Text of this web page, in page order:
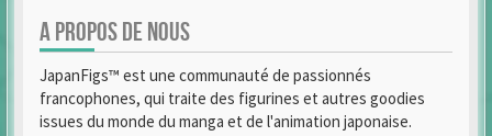
A PROPOS DE NOUS
JapanFigs™ est une communauté de passionnés
francophones, qui traite des figurines et autres goodies
issues du monde du manga et de l'animation japonaise.